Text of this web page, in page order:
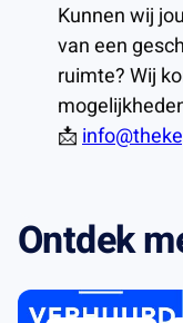
Kunnen wij
van een
ruimte? Wij
📩
Ontdek